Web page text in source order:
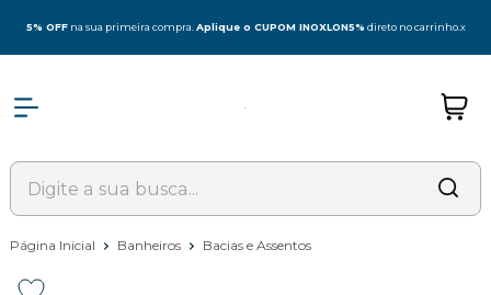
5% OFF na sua primeira compra.Aplique o CUPOM INOXLON5% direto no carrinho.x
Página Inicial Banheiros Bacias e Assentos